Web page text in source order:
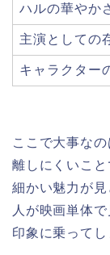
ハルの華やか
主演としての
キャラクター
ここで大事な
離しにくいこ
細かい魅力が
人が映画単体
印象に乗ってし